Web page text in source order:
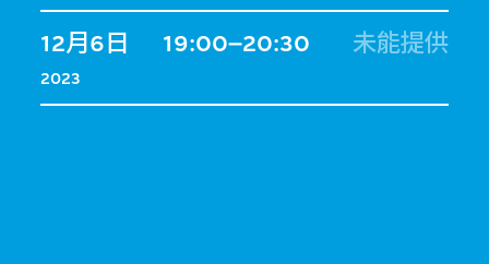
12月6日
2023
19:00–20:30 未能提供